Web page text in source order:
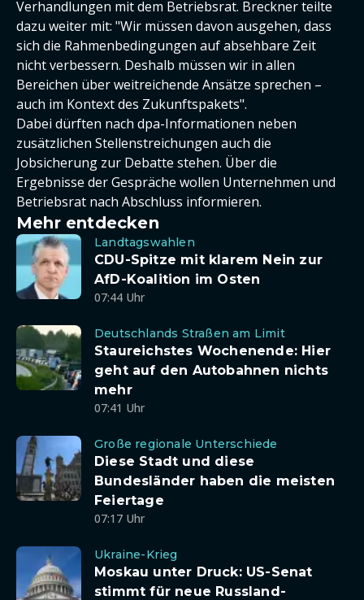
Verhandlungen mit dem Betriebsrat. Breckner teilte
dazu weiter mit: "Wir müssen davon ausgehen, dass
sich die Rahmenbedingungen auf absehbare Zeit
nicht verbessern. Deshalb müssen wir in allen
Bereichen über weitreichende Ansätze sprechen –
auch im Kontext des Zukunftspakets".
Dabei dürften nach dpa-Informationen neben
zusätzlichen Stellenstreichungen auch die
Jobsicherung zur Debatte stehen. Über die
Ergebnisse der Gespräche wollen Unternehmen und
Betriebsrat nach Abschluss informieren.
Mehr entdecken
Landtagswahlen
CDU-Spitze mit klarem Nein zur
AfD-Koalition im Osten
07:44 Uhr
Deutschlands Straßen am Limit
Staureichstes Wochenende: Hier
geht auf den Autobahnen nichts
mehr
07:41 Uhr
Große regionale Unterschiede
Diese Stadt und diese
Bundesländer haben die meisten
Feiertage
07:17 Uhr
Ukraine-Krieg
Moskau unter Druck: US-Senat
stimmt für neue Russland-